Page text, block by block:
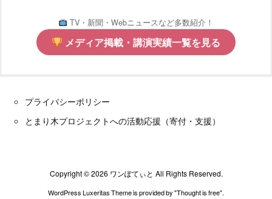
TV・新聞・Webニュースなど多数紹介！
メディア掲載・講演実績一覧を見る
プライバシーポリシー
とまり木プロジェクトへの活動応援（寄付・支援）
Copyright ©2026 ワンぽてぃと All Rights Reserved.
WordPress Luxeritas Theme is provided by "Thought is free".